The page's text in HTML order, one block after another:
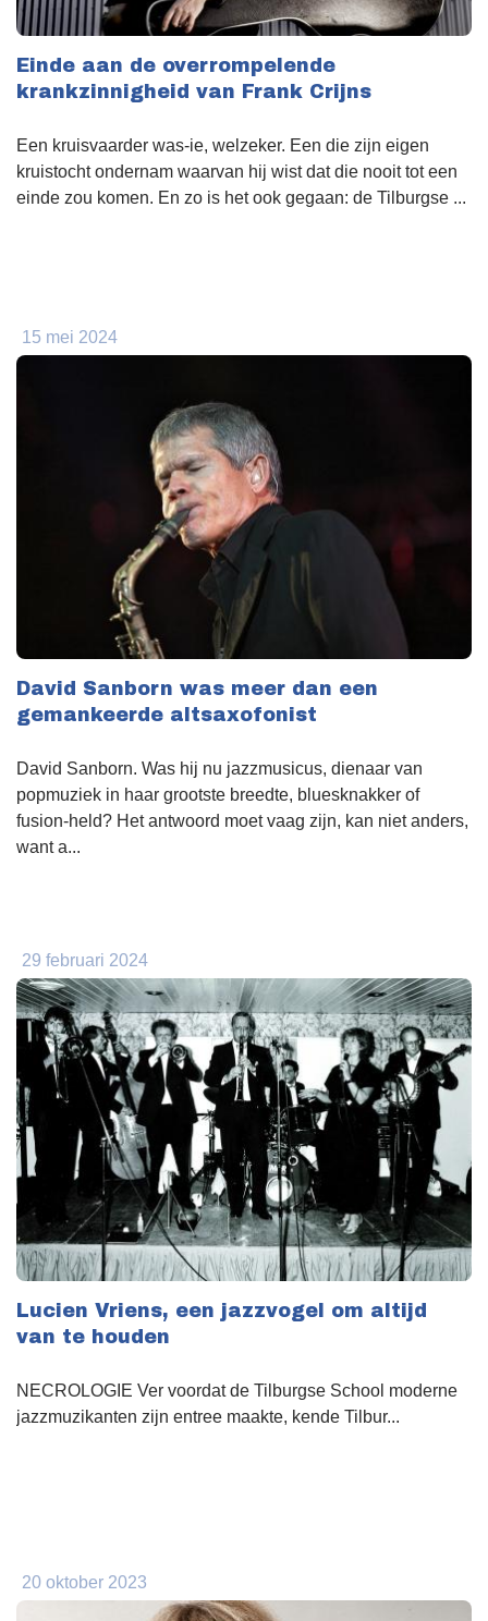
Einde aan de overrompelende
krankzinnigheid van Frank Crijns
Een kruisvaarder was-ie, welzeker. Een die zijn eigen
kruistocht ondernam waarvan hij wist dat die nooit tot een
einde zou komen. En zo is het ook gegaan: de Tilburgse ...
15 mei 2024
David Sanborn was meer dan een
gemankeerde altsaxofonist
David Sanborn. Was hij nu jazzmusicus, dienaar van
popmuziek in haar grootste breedte, bluesknakker of
fusion-held? Het antwoord moet vaag zijn, kan niet anders,
want a...
29 februari 2024
Lucien Vriens, een jazzvogel om altijd
van te houden
NECROLOGIE Ver voordat de Tilburgse School moderne
jazzmuzikanten zijn entree maakte, kende Tilbur...
20 oktober 2023